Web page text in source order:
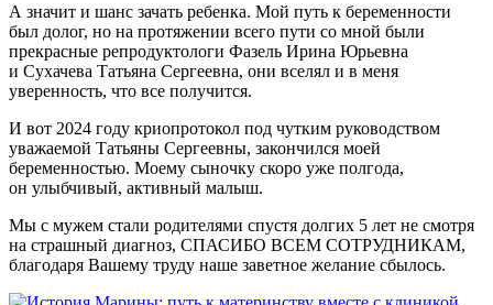
А значит и шанс зачать ребенка. Мой путь к беременности
был долог, но на протяжении всего пути со мной были
прекрасные репродуктологи Фазель Ирина Юрьевна
и Сухачева Татьяна Сергеевна, они вселял и в меня
уверенность, что все получится.
И вот 2024 году криопротокол под чутким руководством
уважаемой Татьяны Сергеевны, закончился моей
беременностью. Моему сыночку скоро уже полгода,
он улыбчивый, активный малыш.
Мы с мужем стали родителями спустя долгих 5 лет не смотря
на страшный диагноз, СПАСИБО ВСЕМ СОТРУДНИКАМ,
благодаря Вашему труду наше заветное желание сбылось.